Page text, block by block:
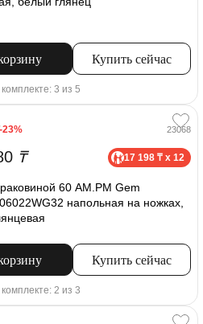
Купить сейчас
3 из 5
-23% 23068
₸ 17 198 ₸ x 12
60 AM.PM Gem
напольная на ножках,
Купить сейчас
2 из 3